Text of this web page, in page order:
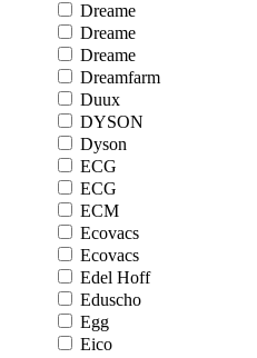
Dreame
Dreame
Dreame
Dreamfarm
Duux
DYSON
Dyson
ECG
ECG
ECM
Ecovacs
Ecovacs
Edel Hoff
Eduscho
Egg
Eico